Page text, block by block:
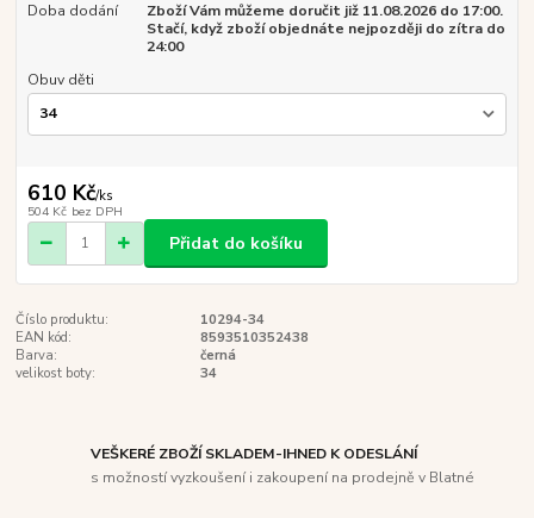
Doba dodání
Zboží Vám můžeme doručit již 11.08.2026 do 17:00.
Stačí, když zboží objednáte nejpozději do zítra do
24:00
Obuv děti
610 Kč/ks
504 Kč bez DPH
Přidat do košíku
Číslo produktu:
10294-34
EAN kód:
8593510352438
Barva:
černá
velikost boty:
34
VEŠKERÉ ZBOŽÍ SKLADEM-IHNED K ODESLÁNÍ
s možností vyzkoušení i zakoupení na prodejně v Blatné